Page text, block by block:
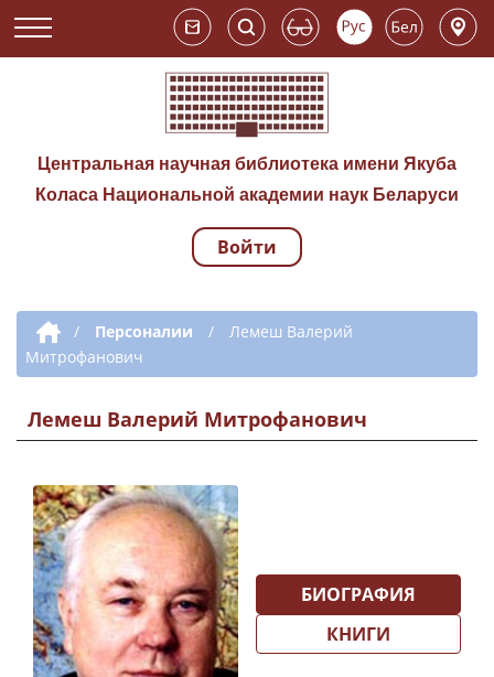
Центральная научная библиотека имени Якуба
Коласа Национальной академии наук Беларуси
Навигация по
Войти
Дополнительная навигация
/ Персоналии /
Лемеш Валерий
Митрофанович
Лемеш Валерий Митрофанович
БИОГРАФИЯ
КНИГИ